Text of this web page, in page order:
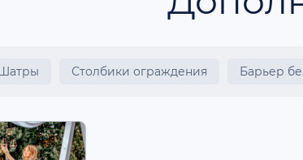
Столбики ограждения Барьер